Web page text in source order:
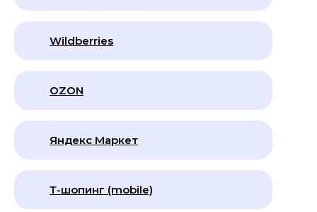
Wildberries
OZON
Яндекс Маркет
Т-шопинг (mobile)